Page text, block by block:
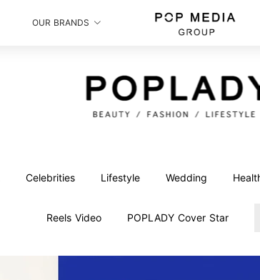
OUR BRANDS
Celebrities Lifestyle Wedding
Reels Video POPLADY Cover Star